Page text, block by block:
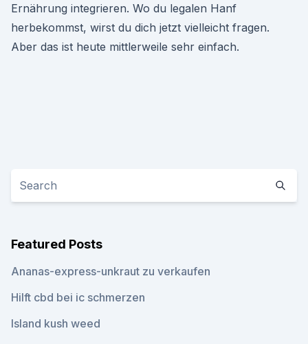
Ernährung integrieren. Wo du legalen Hanf
herbekommst, wirst du dich jetzt vielleicht fragen.
Aber das ist heute mittlerweile sehr einfach.
Featured Posts
Ananas-express-unkraut zu verkaufen
Hilft cbd bei ic schmerzen
Island kush weed